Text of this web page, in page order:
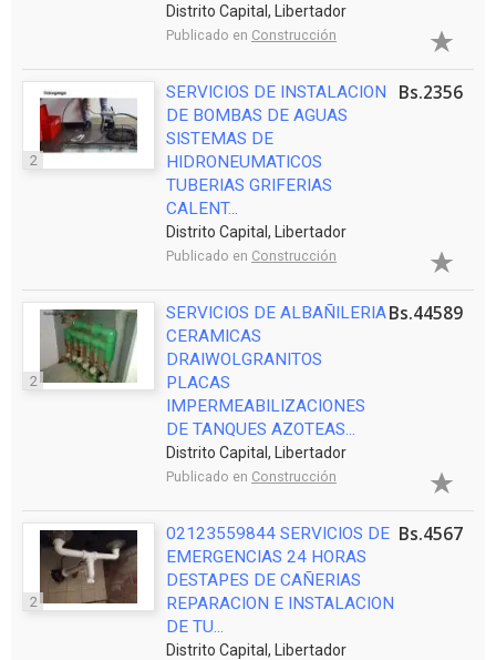
Distrito Capital, Libertador
Publicado en Construcción
2
SERVICIOS DE INSTALACION
DE BOMBAS DE AGUAS
SISTEMAS DE
HIDRONEUMATICOS
TUBERIAS GRIFERIAS
CALENT...
Distrito Capital, Libertador
Publicado en Construcción
Bs.2356
2
SERVICIOS DE ALBAÑILERIA
CERAMICAS
DRAIWOLGRANITOS
PLACAS
IMPERMEABILIZACIONES
DE TANQUES AZOTEAS...
Distrito Capital, Libertador
Publicado en Construcción
Bs.44589
2
02123559844 SERVICIOS DE
EMERGENCIAS 24 HORAS
DESTAPES DE CAÑERIAS
REPARACION E INSTALACION
DE TU...
Distrito Capital, Libertador
Bs.4567